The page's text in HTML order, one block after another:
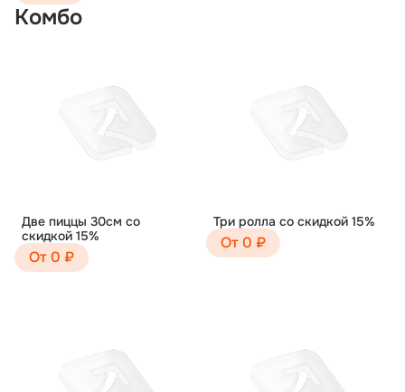
Комбо
Две пиццы 30см со
скидкой 15%
От 0 ₽
Три ролла со скидкой 15%
От 0 ₽